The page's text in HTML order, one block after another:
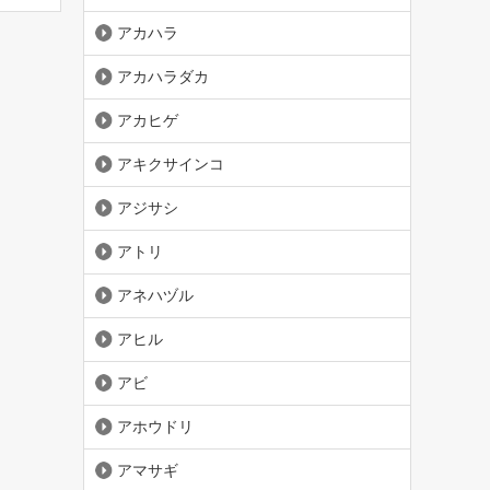
アカハラ
アカハラダカ
アカヒゲ
アキクサインコ
アジサシ
アトリ
アネハヅル
アヒル
アビ
アホウドリ
アマサギ